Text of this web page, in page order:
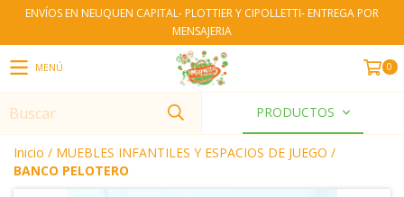
ENVÍOS EN NEUQUEN CAPITAL- PLOTTIER Y CIPOLLETTI- ENTREGA POR
MENSAJERIA
MENÚ 0
PRODUCTOS
Inicio / MUEBLES INFANTILES Y ESPACIOS DE JUEGO /
BANCO PELOTERO